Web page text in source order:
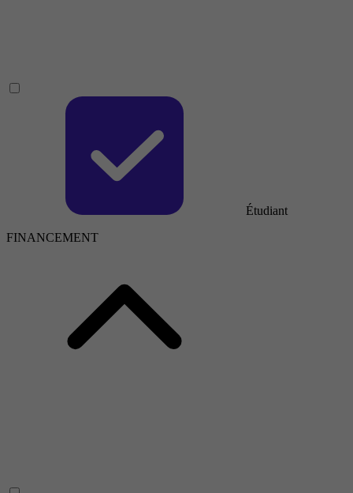
Étudiant
FINANCEMENT